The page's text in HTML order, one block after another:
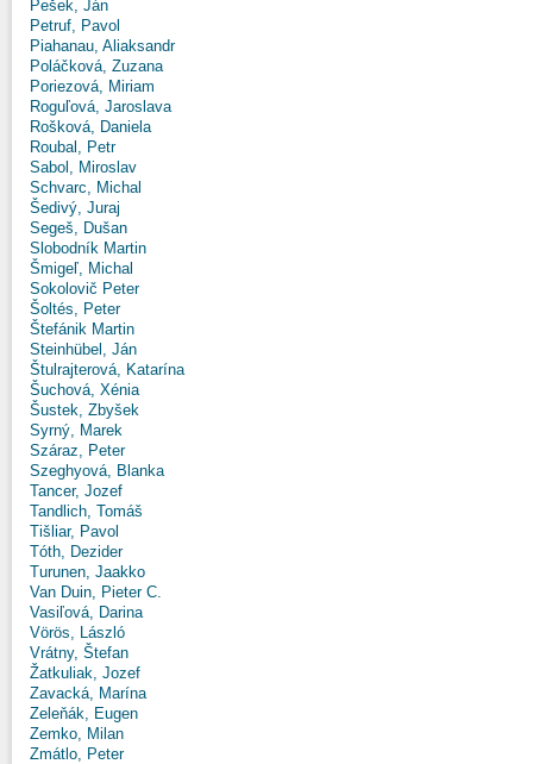
Pešek, Ján
Petruf, Pavol
Piahanau, Aliaksandr
Poláčková, Zuzana
Poriezová, Miriam
Roguľová, Jaroslava
Rošková, Daniela
Roubal, Petr
Sabol, Miroslav
Schvarc, Michal
Šedivý, Juraj
Segeš, Dušan
Slobodník Martin
Šmigeľ, Michal
Sokolovič Peter
Šoltés, Peter
Štefánik Martin
Steinhübel, Ján
Štulrajterová, Katarína
Šuchová, Xénia
Šustek, Zbyšek
Syrný, Marek
Száraz, Peter
Szeghyová, Blanka
Tancer, Jozef
Tandlich, Tomáš
Tišliar, Pavol
Tóth, Dezider
Turunen, Jaakko
Van Duin, Pieter C.
Vasiľová, Darina
Vörös, László
Vrátny, Štefan
Žatkuliak, Jozef
Zavacká, Marína
Zeleňák, Eugen
Zemko, Milan
Zmátlo, Peter